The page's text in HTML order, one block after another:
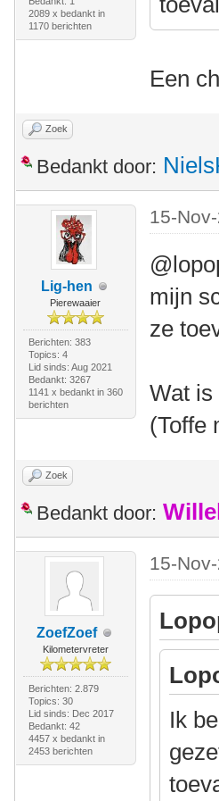
2089 x bedankt in
1170 berichten
Een
Zoek
Bedankt door:
Lig-hen
Pierewaaier
Berichten: 383
Topics: 4
Lid sinds: Aug 2021
Bedankt: 3267
1141 x bedankt in 360
berichten
15-
mijn
ze
Wat
(Toffe
Zoek
Bedankt door:
ZoefZoef
Kilometervreter
Berichten: 2.879
Topics: 30
Lid sinds: Dec 2017
Bedankt: 42
4457 x bedankt in
2453 berichten
15-
Ik